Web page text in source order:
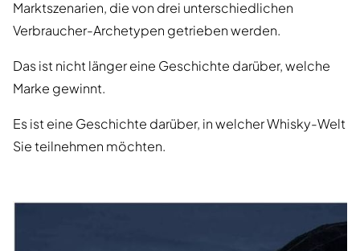
Marktszenarien, die von drei unterschiedlichen
Verbraucher-Archetypen getrieben werden.
Das ist nicht länger eine Geschichte darüber, welche
Marke gewinnt.
Es ist eine Geschichte darüber, in welcher Whisky-Welt
Sie teilnehmen möchten.